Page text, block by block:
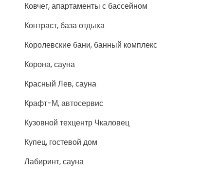
Ковчег, апартаменты с бассейном
Контраст, база отдыха
Королевские бани, банный комплекс
Корона, сауна
Красный Лев, сауна
Крафт-М, автосервис
Кузовной техцентр Чкаловец
Купец, гостевой дом
Лабиринт, сауна